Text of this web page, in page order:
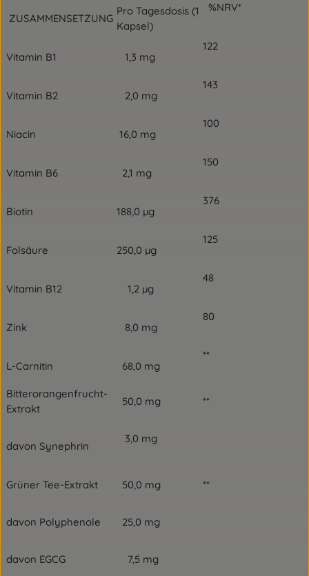
ZUSAMMENSETZUNG
Pro Tagesdosis (1
Kapsel)
%NRV*
Vitamin B1 1,3 mg
122
Vitamin B2 2,0 mg
143
Niacin 16,0 mg
100
Vitamin B6 2,1 mg
150
Biotin 188,0 µg
376
Folsäure 250,0 µg
125
Vitamin B12 1,2 µg
48
Zink 8,0 mg
80
L-Carnitin 68,0 mg
**
Bitterorangenfrucht-
Extrakt
davon Synephrin
50,0 mg
3,0 mg
**
Grüner Tee-Extrakt
davon Polyphenole
davon EGCG
50,0 mg
25,0 mg
7,5 mg
**